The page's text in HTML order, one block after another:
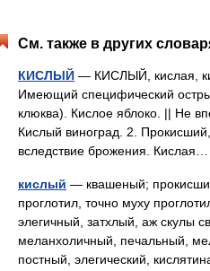
См. также в других
КИСЛЫЙ — КИСЛЫЙ, кислая,
Имеющий специфический
клюква). Кислое яблоко. || Не
Кислый виноград. 2.
вследствие брожения.
кислый — квашеный;
проглотил, точно муху
элегичный, затхлый, аж скулы
меланхоличный, печальный,
постный, элегический,